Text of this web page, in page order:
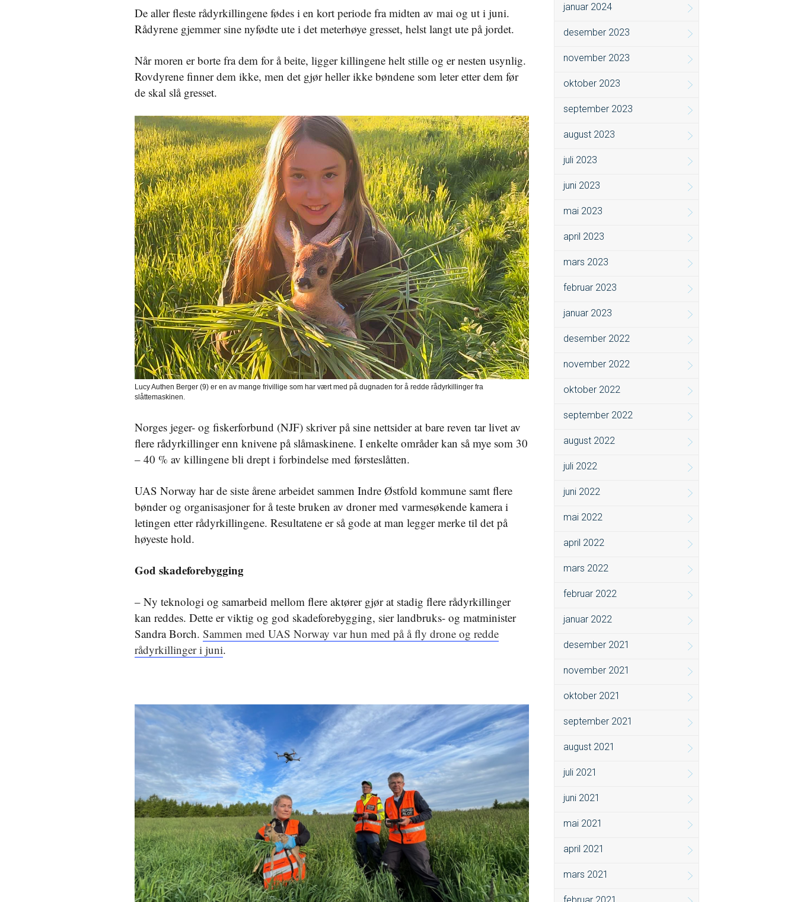
De aller fleste rådyrkillingene fødes i en kort periode fra midten av mai og ut i juni.
Rådyrene gjemmer sine nyfødte ute i det meterhøye gresset, helst langt ute på jordet.
Når moren er borte fra dem for å beite, ligger killingene helt stille og er nesten usynlig.
Rovdyrene finner dem ikke, men det gjør heller ikke bøndene som leter etter dem før
de skal slå gresset.
Lucy Authen Berger (9) er en av mange frivillige som har vært med på dugnaden for å redde rådyrkillinger fra
slåttemaskinen.
Norges jeger- og fiskerforbund (NJF) skriver på sine nettsider at bare reven tar livet av
flere rådyrkillinger enn knivene på slåmaskinene. I enkelte områder kan så mye som 30
– 40 % av killingene bli drept i forbindelse med førsteslåtten.
UAS Norway har de siste årene arbeidet sammen Indre Østfold kommune samt flere
bønder og organisasjoner for å teste bruken av droner med varmesøkende kamera i
letingen etter rådyrkillingene. Resultatene er så gode at man legger merke til det på
høyeste hold.
God skadeforebygging
– Ny teknologi og samarbeid mellom flere aktører gjør at stadig flere rådyrkillinger
kan reddes. Dette er viktig og god skadeforebygging, sier landbruks- og matminister
Sandra Borch. Sammen med UAS Norway var hun med på å fly drone og redde
rådyrkillinger i juni.
januar 2024
desember 2023
november 2023
oktober 2023
september 2023
august 2023
juli 2023
juni 2023
mai 2023
april 2023
mars 2023
februar 2023
januar 2023
desember 2022
november 2022
oktober 2022
september 2022
august 2022
juli 2022
juni 2022
mai 2022
april 2022
mars 2022
februar 2022
januar 2022
desember 2021
november 2021
oktober 2021
september 2021
august 2021
juli 2021
juni 2021
mai 2021
april 2021
mars 2021